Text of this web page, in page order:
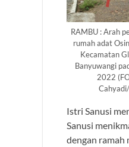
RAMBU : Arah
rumah adat
Kecamatan
Banyuwangi
2022
Istri Sanusi
Sanusi
dengan ramah